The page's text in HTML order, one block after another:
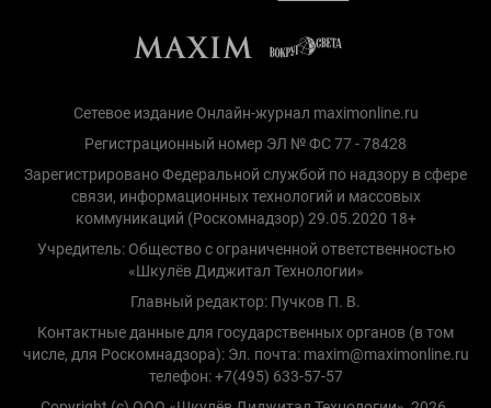
Сетевое издание Онлайн-журнал maximonline.ru
Регистрационный номер ЭЛ № ФС 77 - 78428
Зарегистрировано Федеральной службой по надзору в сфере
связи, информационных технологий и массовых
коммуникаций (Роскомнадзор) 29.05.2020 18+
Учредитель: Общество с ограниченной ответственностью
«Шкулёв Диджитал Технологии»
Главный редактор: Пучков П. В.
Контактные данные для государственных органов (в том
числе, для Роскомнадзора): Эл. почта: maxim@maximonline.ru
телефон: +7(495) 633-57-57